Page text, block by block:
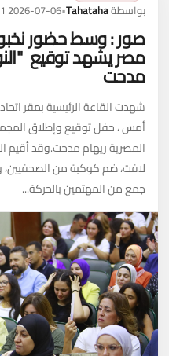
بواسطةTahataha
•
2026-07-06 22:21
صور : وسط حضور
مصر يشهد توقيع
مدحت
شهدت القاعة الرئيسية بمقر
أمس ، حفل توقيع وإطلاق
المصرية ريهام مدحت.وقد
لافت، ضم كوكبة من الصحفيين،
جمع من المهتمين بالحركة...